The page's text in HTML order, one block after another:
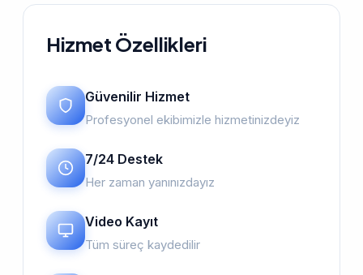
Hizmet Özellikleri
Güvenilir Hizmet
Profesyonel ekibimizle hizmetinizdeyiz
7/24 Destek
Her zaman yanınızdayız
Video Kayıt
Tüm süreç kaydedilir